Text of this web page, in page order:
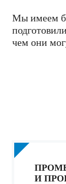
Мы имеем
чем они
И